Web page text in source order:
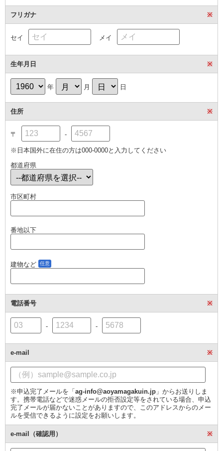
フリガナ ※
セイ メイ
生年月日 ※
年 月 日
住所 ※
〒 -
※日本国外に在住の方は000-0000と入力してください
都道府県
市区町村
番地以下
建物など 任意
電話番号 ※
- -
e-mail ※
※申込完了メールを「 ag-info@aoyamagakuin.jp 」からお送りしま
す。携帯電話などで迷惑メールの拒否設定等をされている場合、申込
完了メールが届かないことがありますので、このアドレスからのメー
ルを受信できるように設定をお願いします。
e-mail（確認用） ※